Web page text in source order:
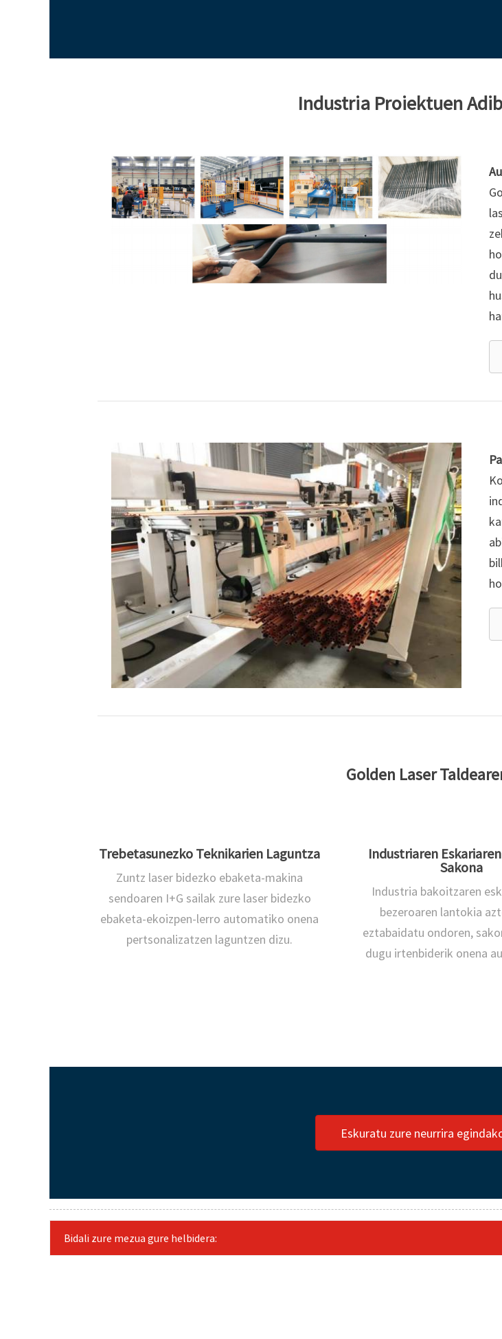
Industria Proiektuen
Golden Laser
Trebetasunezko Teknikarien Laguntza
Zuntz laser bidezko ebaketa-makina
sendoaren I+G sailak zure laser bidezko
ebaketa-ekoizpen-lerro automatiko onena
pertsonalizatzen laguntzen dizu.
Industriaren
Sakona
Industria bakoitzaren
bezeroaren lantokia
eztabaidatu ondoren,
dugu irtenbiderik onena
Eskuratu zure neurrira
Bidali zure mezua gure helbidera: